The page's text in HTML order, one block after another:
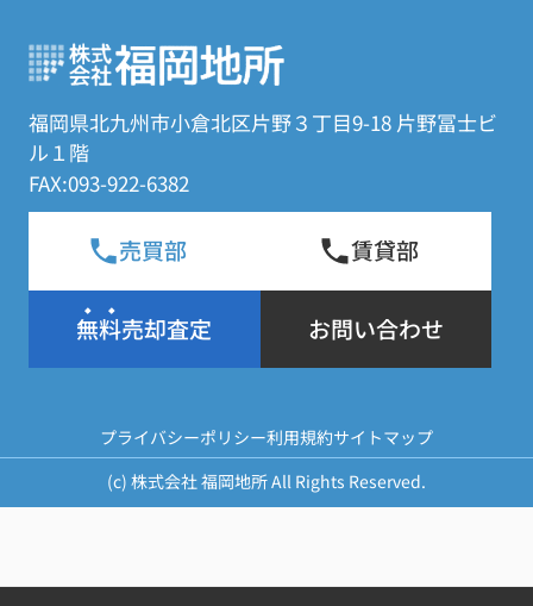
福岡県北九州市小倉北区片野３丁目9-18 片野冨士ビ
ル１階
FAX:093-922-6382
売買部 賃貸部
無料売却査定 お問い合わせ
プライバシーポリシー利用規約サイトマップ
(c) 株式会社 福岡地所 All Rights Reserved.